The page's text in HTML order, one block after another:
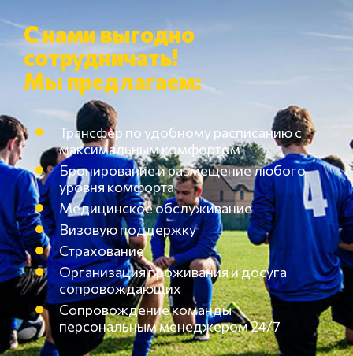
С нами выгодно
сотрудничать!
Мы предлагаем:
Трансфер по удобному расписанию с
максимальным комфортом
Бронирование и размещение любого
уровня комфорта
Медицинское обслуживание
Визовую поддержку
Страхование
Организация проживания и досуга
сопровождающих
Сопровождение команды
персональным менеджером 24/7